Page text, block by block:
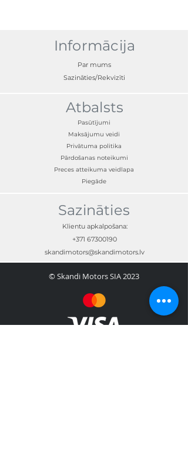
Informācija
Par mums
Sazināties/Rekvizīti
Atbalsts
Pasūtījumi
Maksājumu veidi
Privātuma politika
Pārdošanas noteikumi
Preces atteikuma veidlapa
Piegāde
Sazināties
Klientu apkalpošana:
+371 67300190
skandimotors@skandimotors.lv
© Skandi Motors SIA 2023